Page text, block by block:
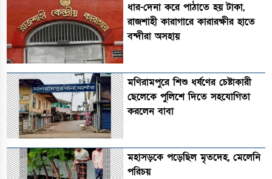
ধার-দেনা করে পাঠাতে হয় টাকা,
রাজশাহী কারাগারে কারারক্ষীর হাতে
বন্দীরা অসহায়
মণিরামপুরে শিশু ধর্ষণের চেষ্টাকারী
ছেলেকে পুলিশে দিতে সহযোগিতা
করলেন বাবা
মহাসড়কে পড়েছিল মৃতদেহ, মেলেনি
পরিচয়